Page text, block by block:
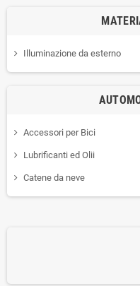
Illuminazione da esterno
Accessori per Bici
Lubrificanti ed Olii
Catene da neve